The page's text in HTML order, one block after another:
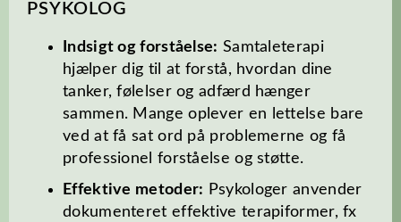
PSYKOLOG
Indsigt og forståelse: Samtaleterapi
hjælper dig til at forstå, hvordan dine
tanker, følelser og adfærd hænger
sammen. Mange oplever en lettelse bare
ved at få sat ord på problemerne og få
professionel forståelse og støtte.
Effektive metoder: Psykologer anvender
dokumenteret effektive terapiformer, fx